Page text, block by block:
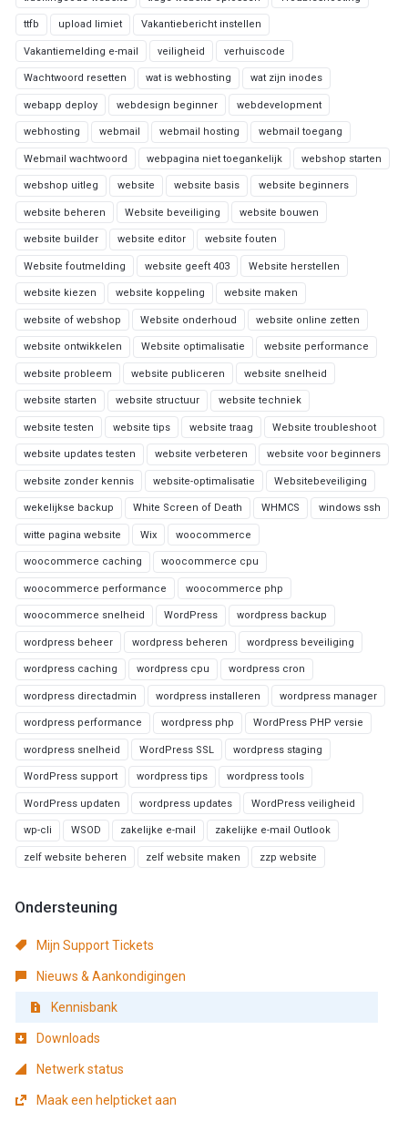
ttfb upload limiet Vakantiebericht instellen
Vakantiemelding e-mail veiligheid verhuiscode
Wachtwoord resetten wat is webhosting wat zijn inodes
webapp deploy webdesign beginner webdevelopment
webhosting webmail webmail hosting webmail toegang
Webmail wachtwoord webpagina niet toegankelijk webshop starten
webshop uitleg website website basis website beginners
website beheren Website beveiliging website bouwen
website builder website editor website fouten
Website foutmelding website geeft 403 Website herstellen
website kiezen website koppeling website maken
website of webshop Website onderhoud website online zetten
website ontwikkelen Website optimalisatie website performance
website probleem website publiceren website snelheid
website starten website structuur website techniek
website testen website tips website traag Website troubleshoot
website updates testen website verbeteren website voor beginners
website zonder kennis website-optimalisatie Websitebeveiliging
wekelijkse backup White Screen of Death WHMCS windows ssh
witte pagina website Wix woocommerce
woocommerce caching woocommerce cpu
woocommerce performance woocommerce php
woocommerce snelheid WordPress wordpress backup
wordpress beheer wordpress beheren wordpress beveiliging
wordpress caching wordpress cpu wordpress cron
wordpress directadmin wordpress installeren wordpress manager
wordpress performance wordpress php WordPress PHP versie
wordpress snelheid WordPress SSL wordpress staging
WordPress support wordpress tips wordpress tools
WordPress updaten wordpress updates WordPress veiligheid
wp-cli WSOD zakelijke e-mail zakelijke e-mail Outlook
zelf website beheren zelf website maken zzp website
Ondersteuning
Mijn Support Tickets
Nieuws & Aankondigingen
Kennisbank
Downloads
Netwerk status
Maak een helpticket aan